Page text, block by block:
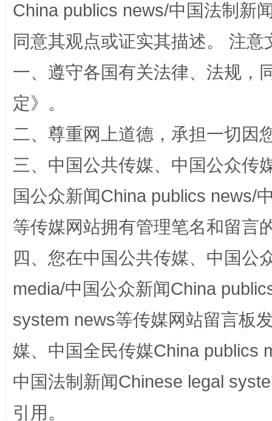
网上购药对药下症？
China publics news/中国法制新
同意其观点或证实其描述。 注
一、遵守各国有关法律、法规，
定》。
二、尊重网上道德，承担一切因
三、中国公共传媒、中国公众传
国公众新闻China publics news/
等传媒网站拥有管理笔名和留言
四、您在中国公共传媒、中国公
media/中国公众新闻China
system news等传媒网站留言板
媒、中国全民传媒China publics
中国法制新闻Chinese legal
引用。